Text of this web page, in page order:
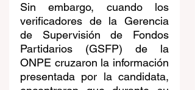
Sin embargo, cuando los
verificadores de la Gerencia
de Supervisión de Fondos
Partidarios (GSFP) de la
ONPE cruzaron la información
presentada por la candidata,